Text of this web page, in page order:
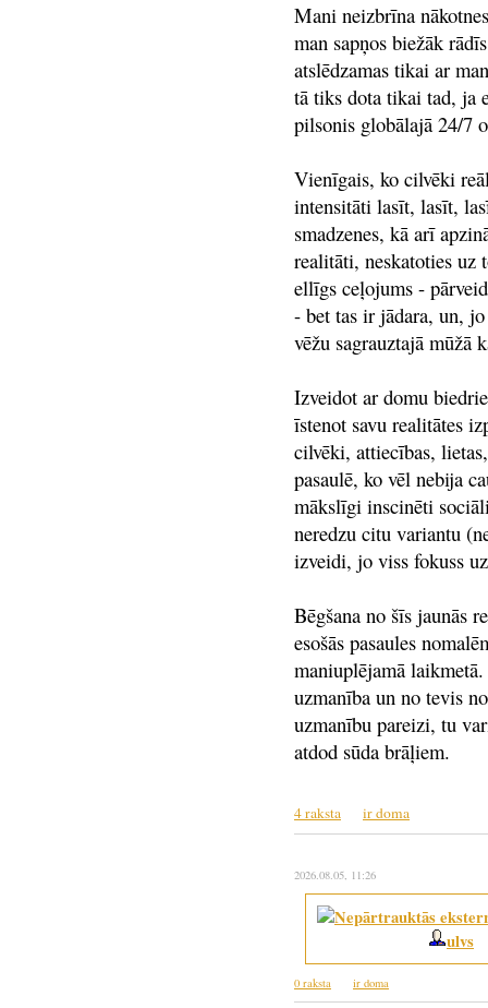
Mani neizbrīna
man sapņos biežāk
atslēdzamas tikai ar
tā tiks dota tikai tad, ja
pilsonis globālajā 24/7
Vienīgais, ko cilvēki
intensitāti lasīt, lasīt,
smadzenes, kā arī
realitāti, neskatoties uz
ellīgs ceļojums -
- bet tas ir jādara, un,
vēžu sagrauztajā mūžā
Izveidot ar domu
īstenot savu realitātes
cilvēki, attiecības,
pasaulē, ko vēl nebija
mākslīgi inscinēti
neredzu citu variantu
izveidi, jo viss fokuss
Bēgšana no šīs jaunās
esošās pasaules
maniuplējamā
uzmanība un no tevis
uzmanību pareizi, tu
atdod sūda brāļiem.
4 raksta ir doma
2026.08.05, 11:26
ulvs
0 raksta ir doma